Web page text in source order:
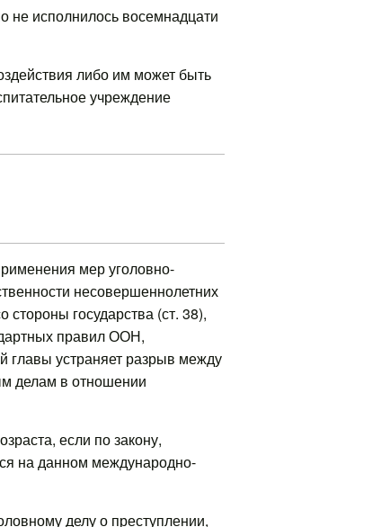
не исполнилось восемнадцати
либо им может быть
учреждение
мер уголовно-
несовершеннолетних
государства (ст. 38),
правил ООН,
главы устраняет разрыв между
делам в отношении
если по закону,
на данном международно-
делу о преступлении,